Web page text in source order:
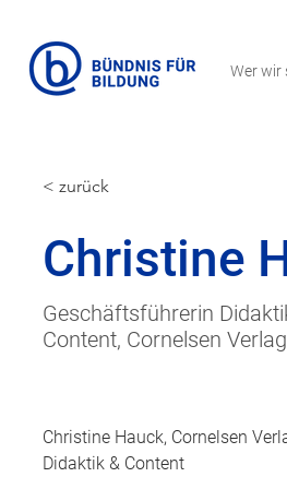
Wer wir
< zurück
Christine
Geschäftsführerin
Content, Cornelsen Verlag
Christine Hauck, Cornelsen
Didaktik & Content